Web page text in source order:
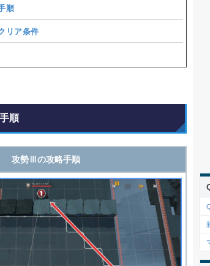
順
リア条件
順
攻勢Ⅲの攻略手順